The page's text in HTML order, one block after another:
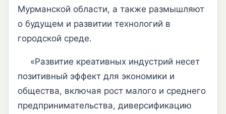
Мурманской области, а также размышляют
о будущем и развитии технологий в
городской среде.
«Развитие креативных индустрий несет
позитивный эффект для экономики и
общества, включая рост малого и среднего
предпринимательства, диверсификацию